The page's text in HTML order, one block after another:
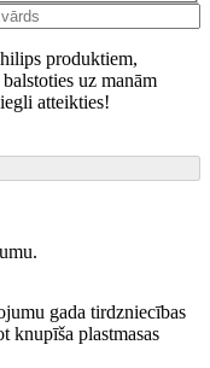
produktiem,
uz manām
atteikties!
gada tirdzniecības
knupīša plastmasas